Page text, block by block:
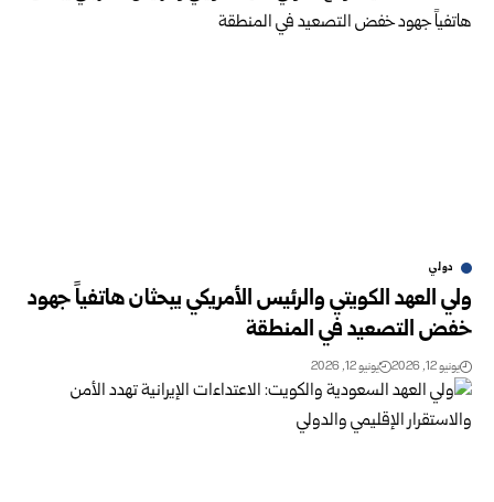
دولي
ولي العهد الكويتي والرئيس الأمريكي يبحثان هاتفياً جهود
خفض التصعيد في المنطقة
يونيو 12, 2026 يونيو 12, 2026